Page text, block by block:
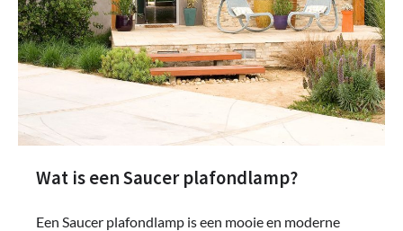
Wat is een Saucer plafondlamp?
Een Saucer plafondlamp is een mooie en moderne